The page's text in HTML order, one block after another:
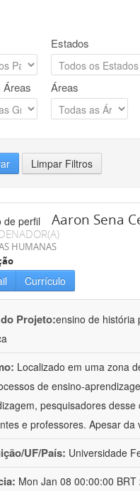
Estados
Áreas Áreas
Limpar Filtros
Aaron Sena
HUMANAS
Currículo
Projeto:ensino de história
Localizado em uma zona
de ensino-
pesquisadores
e professores. Apesar
UF/País: Universidade
Mon Jan 08 00:00:00